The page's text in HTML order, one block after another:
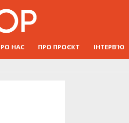
НАС ПРО ПРОЄКТ ІНТЕРВ’Ю